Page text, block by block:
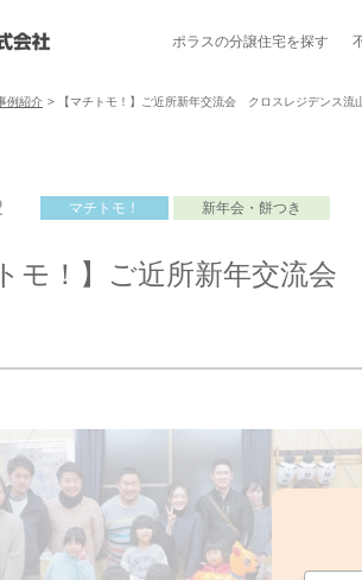
ポラスの分譲住宅を探す
を探す
宅
今週のチラシ
施工実績を見る
ポラスのメルマガ登録
の取り組み
チャー 越谷アルファーズ応援サイト
ング」
例紹介 > 【マチトモ！】ご近所新年交流会 クロスレジデンス流
マチトモ！ 新年会・餅つき
モ！】ご近所新年交流